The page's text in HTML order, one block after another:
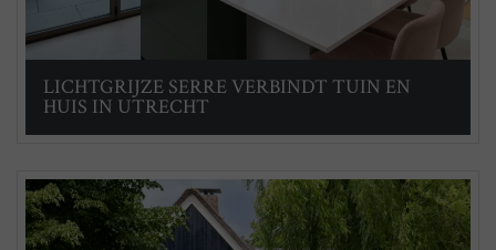
LICHTGRIJZE SERRE VERBINDT TUIN EN
HUIS IN UTRECHT